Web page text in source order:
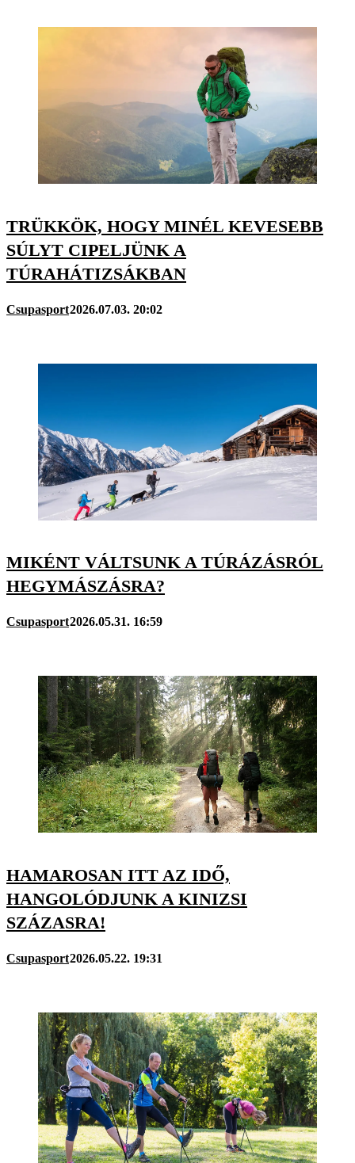
TRÜKKÖK, HOGY MINÉL KEVESEBB
SÚLYT CIPELJÜNK A
TÚRAHÁTIZSÁKBAN
Csupasport2026.07.03. 20:02
MIKÉNT VÁLTSUNK A TÚRÁZÁSRÓL
HEGYMÁSZÁSRA?
Csupasport2026.05.31. 16:59
HAMAROSAN ITT AZ IDŐ,
HANGOLÓDJUNK A KINIZSI
SZÁZASRA!
Csupasport2026.05.22. 19:31